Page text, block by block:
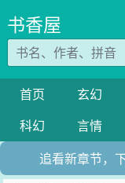
书香屋
首页 玄幻
科幻
言情
追看新章节，